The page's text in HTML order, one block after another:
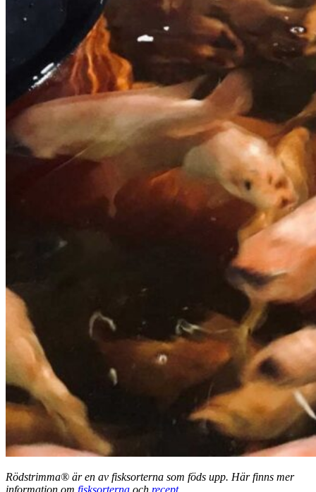
Rödstrimma® är en av fisksorterna som föds upp. Här finns mer
information om fisksorterna och recept.